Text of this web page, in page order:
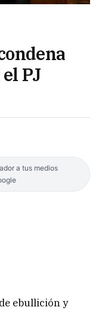
PJ
a tus medios
ebullición y